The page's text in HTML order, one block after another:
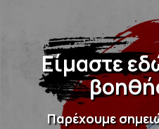
Είμαστε
Παρέχουμε